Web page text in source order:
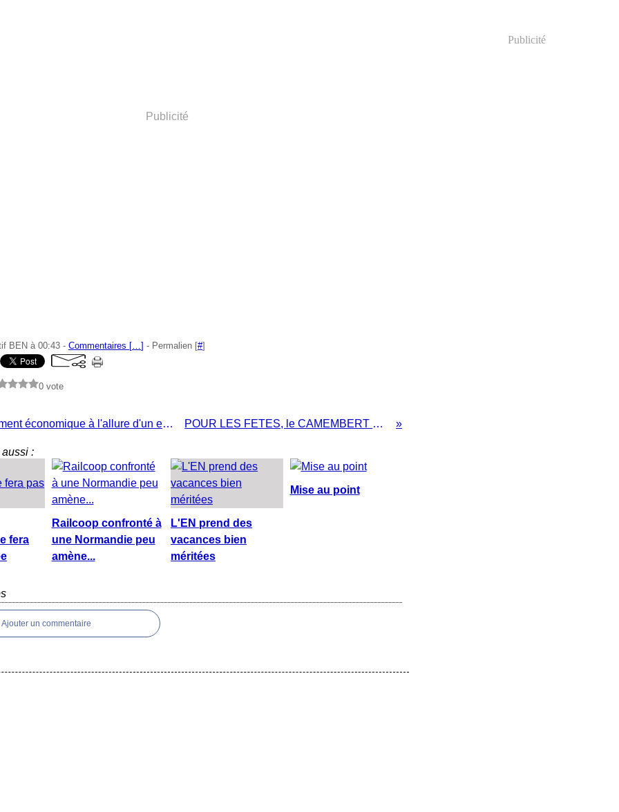
Publicité
BEN à 00:43 - Commentaires […] - Permalien [#]
0 vote
Développement économique à l'allure d'un escargot mais bonne nouvelle POUR LES FETES, le CAMEMBERT NORMAND SE REBIFFE!!!
aussi :
fera
Railcoop confronté à
une Normandie peu
amène...
L'EN prend des
vacances bien
méritées
Mise au point
Ajouter un commentaire
Publicité